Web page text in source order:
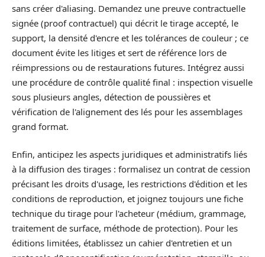
sans créer d'aliasing. Demandez une preuve contractuelle
signée (proof contractuel) qui décrit le tirage accepté, le
support, la densité d'encre et les tolérances de couleur ; ce
document évite les litiges et sert de référence lors de
réimpressions ou de restaurations futures. Intégrez aussi
une procédure de contrôle qualité final : inspection visuelle
sous plusieurs angles, détection de poussières et
vérification de l'alignement des lés pour les assemblages
grand format.
Enfin, anticipez les aspects juridiques et administratifs liés
à la diffusion des tirages : formalisez un contrat de cession
précisant les droits d'usage, les restrictions d'édition et les
conditions de reproduction, et joignez toujours une fiche
technique du tirage pour l'acheteur (médium, grammage,
traitement de surface, méthode de protection). Pour les
éditions limitées, établissez un cahier d'entretien et un